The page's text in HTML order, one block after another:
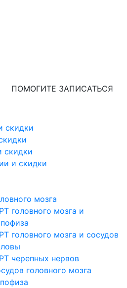
ПОМОГИТЕ ЗАПИСАТЬСЯ
скидки
скидки
и скидки
мозга
головного мозга и
головного мозга и сосудов
черепных нервов
головного мозга